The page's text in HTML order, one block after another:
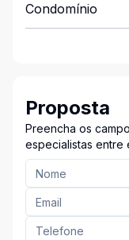
Condomínio
Proposta
Preencha os
especialistas entre